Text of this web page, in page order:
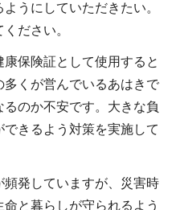
うにしていただきたい。
ださい。
保険証として使用すると
多くが営んでいるあはきで
のか不安です。大きな負
きるよう対策を実施して
発していますが、災害時
と暮らしが守られるよう